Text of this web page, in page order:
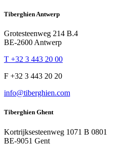
Tiberghien Antwerp
Grotesteenweg 214 B.4
BE-2600 Antwerp
T +32 3 443 20 00
F +32 3 443 20 20
info@tiberghien.com
Tiberghien Ghent
Kortrijksesteenweg 1071 B 0801
BE-9051 Gent